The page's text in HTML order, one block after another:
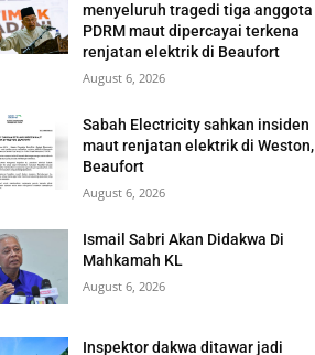
menyeluruh tragedi tiga anggota
PDRM maut dipercayai terkena
renjatan elektrik di Beaufort
August 6, 2026
Sabah Electricity sahkan insiden
maut renjatan elektrik di Weston,
Beaufort
August 6, 2026
Ismail Sabri Akan Didakwa Di
Mahkamah KL
August 6, 2026
Inspektor dakwa ditawar jadi